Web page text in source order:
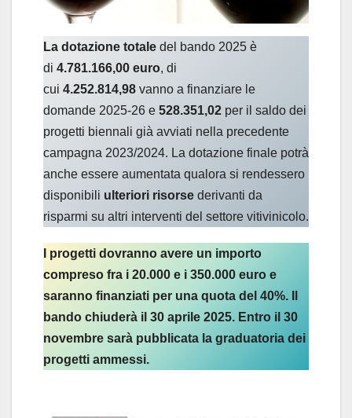
La dotazione totale del bando 2025 è
di 4.781.166,00 euro, di
cui 4.252.814,98 vanno a finanziare le
domande 2025-26 e 528.351,02 per il saldo dei
progetti biennali già avviati nella precedente
campagna 2023/2024. La dotazione finale potrà
anche essere aumentata qualora si rendessero
disponibili ulteriori risorse derivanti da
risparmi su altri interventi del settore vitivinicolo.
I progetti dovranno avere un importo
compreso fra i 20.000 e i 350.000 euro e
saranno finanziati per una quota del 40%. Il
bando chiuderà il 30 aprile 2025. Entro il 30
novembre sarà pubblicata la graduatoria dei
progetti ammessi.